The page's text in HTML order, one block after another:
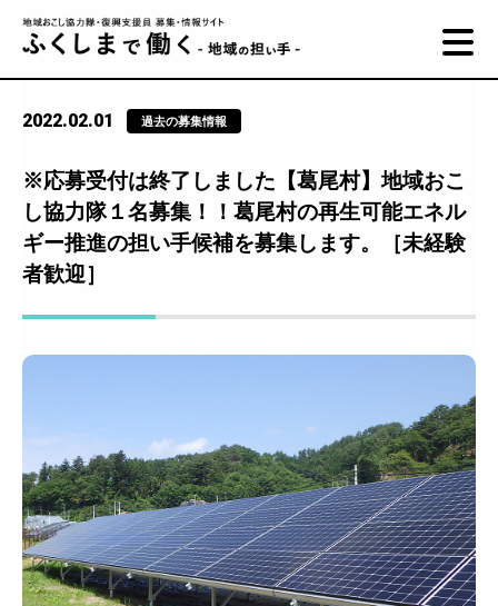
2022.02.01 過去の募集情報
※応募受付は終了しました【葛尾村】地域おこ
し協力隊１名募集！！葛尾村の再生可能エネル
ギー推進の担い手候補を募集します。［未経験
者歓迎］